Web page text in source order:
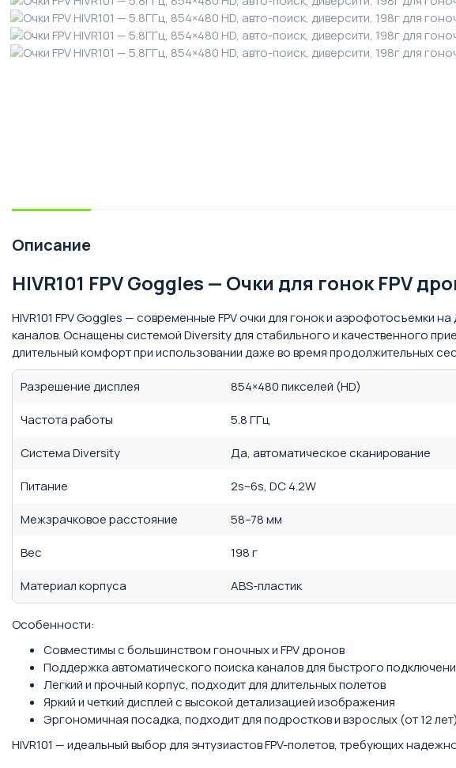
Описание
HIVR101 FPV Goggles — Очки для гонок FPV
HIVR101 FPV Goggles — современные FPV очки для гонок и
каналов. Оснащены системой Diversity для стабильного и качественного
длительный комфорт при использовании даже во время продолжительных
Разрешение дисплея
854×480 пикселей (HD)
Частота работы
5.8 ГГц
Система Diversity
Да, автоматическое сканирование
Питание
2s–6s, DC 4.2W
Межзрачковое расстояние
58–78 мм
Вес
198 г
Материал корпуса
ABS-пластик
Особенности:
Совместимы с большинством гоночных и FPV дронов
Поддержка автоматического поиска каналов для быстрого
Легкий и прочный корпус, подходит для длительных полетов
Яркий и четкий дисплей с высокой детализацией изображения
Эргономичная посадка, подходит для подростков и взрослых (от 12 лет)
HIVR101 — идеальный выбор для энтузиастов FPV-полетов, требующих